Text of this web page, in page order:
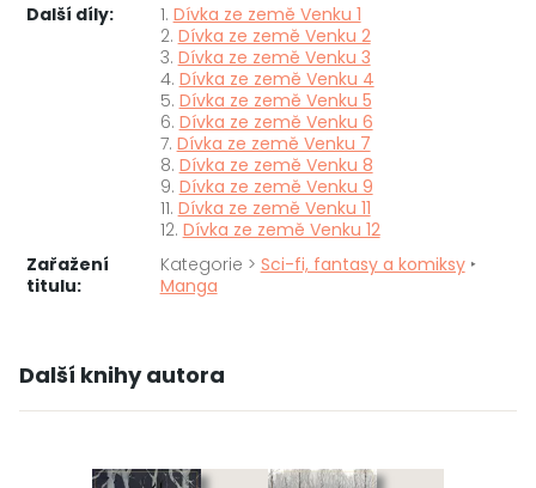
Další díly:
1. Dívka ze země Venku 1
2. Dívka ze země Venku 2
3. Dívka ze země Venku 3
4. Dívka ze země Venku 4
5. Dívka ze země Venku 5
6. Dívka ze země Venku 6
7. Dívka ze země Venku 7
8. Dívka ze země Venku 8
9. Dívka ze země Venku 9
11. Dívka ze země Venku 11
12. Dívka ze země Venku 12
Zařažení
titulu:
Kategorie > Sci-fi, fantasy a komiksy‣
Manga
Další knihy autora